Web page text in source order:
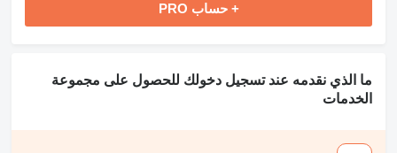
+ حساب PRO
ما الذي نقدمه عند تسجيل دخولك للحصول على مجموعة
الخدمات